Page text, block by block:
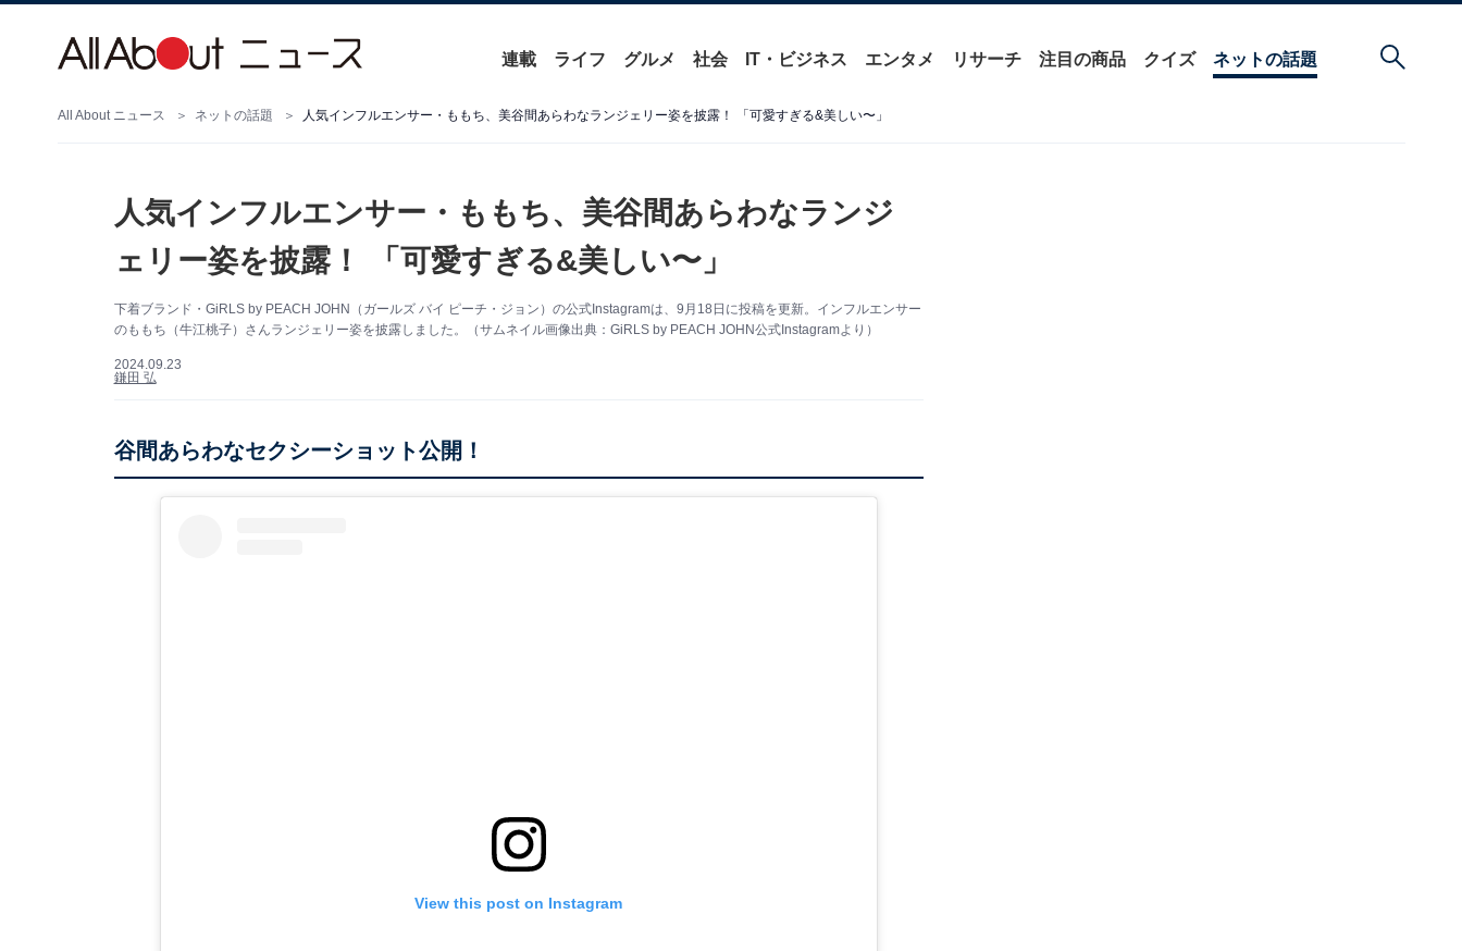
連載 ライフ グルメ 社会 IT・ビジネス エンタメ リサーチ 注目の商品 クイズ ネットの話題
All About ニュース ネットの話題 人気インフルエンサー・ももち、美谷間あらわなランジェリー姿を披露！ 「可愛すぎる&美しい〜」
人気インフルエンサー・ももち、美谷間あらわなランジ
ェリー姿を披露！ 「可愛すぎる&美しい〜」
下着ブランド・GiRLS by PEACH JOHN（ガールズ バイ ピーチ・ジョン）の公式Instagramは、9月18日に投稿を更新。インフルエンサー
のももち（牛江桃子）さんランジェリー姿を披露しました。（サムネイル画像出典：GiRLS by PEACH JOHN公式Instagramより）
2024.09.23
鎌田 弘
谷間あらわなセクシーショット公開！
View this post on Instagram